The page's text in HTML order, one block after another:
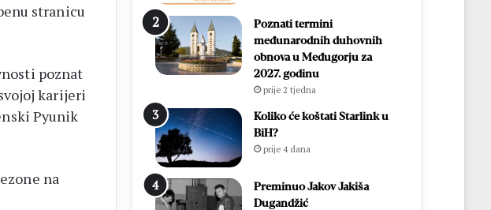
stranicu
poznat
karijeri
Pyunik
na
Poznati termini
međunarodnih duhovnih
obnova u Međugorju za
2027. godinu
prije 2 tjedna
Koliko će koštati Starlink u
BiH?
prije 4 dana
Preminuo Jakov Jakiša
Dugandžić